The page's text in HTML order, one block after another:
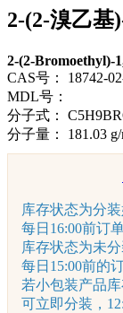
2-(2-溴乙基
2-(2-Bromoethyl)-
CAS号：
18742-
MDL号：
分子式：
分子量：
181.03
库存状态为分
每日16:00前订
库存状态为未
每日15:00前的
若小包装产品
可立即分装，